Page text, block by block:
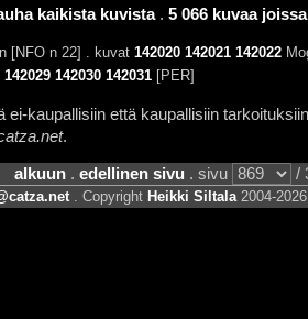
kaikista kuvista. 5 066 kuvaa
[NFO n 22] . kuvat 142020 142021 142022
142029 142030 142031[PER]
kaupallisiin että kaupallisiin tarkoituksiin
.
alkuun . edellinen sivu . sivu /
. Copyright Heikki Siltala2004-